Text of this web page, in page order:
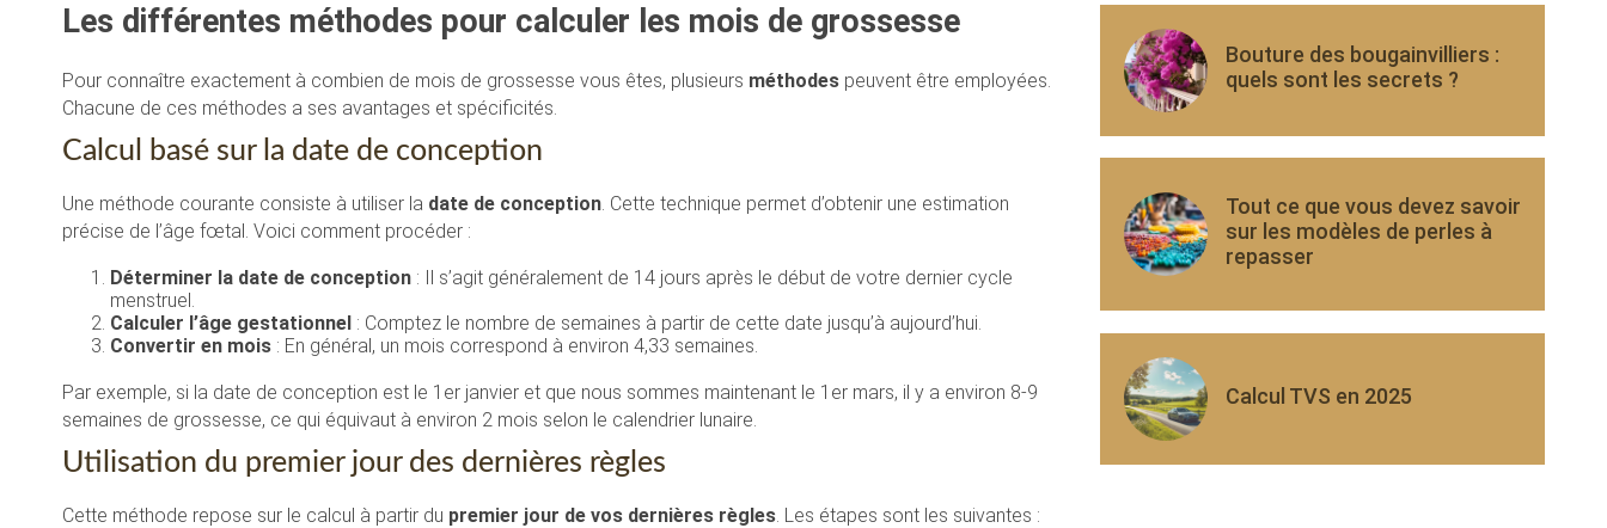
Les différentes méthodes pour calculer les mois de grossesse
Pour connaître exactement à combien de mois de grossesse vous êtes, plusieurs méthodes peuvent être employées.
Chacune de ces méthodes a ses avantages et spécificités.
Calcul basé sur la date de conception
Une méthode courante consiste à utiliser la date de conception. Cette technique permet d’obtenir une estimation
précise de l’âge fœtal. Voici comment procéder :
Déterminer la date de conception : Il s’agit généralement de 14 jours après le début de votre dernier cycle
menstruel.
Calculer l’âge gestationnel : Comptez le nombre de semaines à partir de cette date jusqu’à aujourd’hui.
Convertir en mois : En général, un mois correspond à environ 4,33 semaines.
Par exemple, si la date de conception est le 1er janvier et que nous sommes maintenant le 1er mars, il y a environ 8-9
semaines de grossesse, ce qui équivaut à environ 2 mois selon le calendrier lunaire.
Utilisation du premier jour des dernières règles
Cette méthode repose sur le calcul à partir du premier jour de vos dernières règles . Les étapes sont les suivantes :
Bouture des bougainvilliers :
quels sont les secrets ?
Tout ce que vous devez savoir
sur les modèles de perles à
repasser
Calcul TVS en 2025